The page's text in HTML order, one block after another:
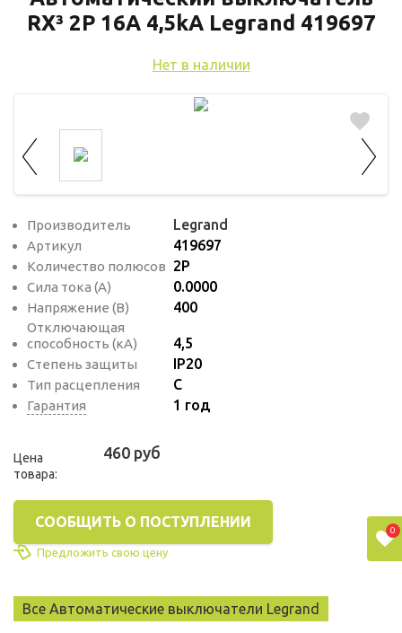
RX³ 2P 16A 4,5kA Legrand 419697
Нет в наличии
Производитель Legrand
Артикул 419697
Количество полюсов 2P
Сила тока (А) 0.0000
Напряжение (В) 400
Отключающая
способность (кА)
4,5
Степень защиты IP20
Тип расцепления C
Гарантия 1 год
Цена
товара:
460 руб
СООБЩИТЬ О ПОСТУПЛЕНИИ
Предложить свою цену
Все Автоматические выключатели Legrand
0
пользователей на сайте. Эти файлы cookie
чтобы увеличить его производительность
и сделать функционал сайта максимально
Рекламные файлы cookie используются
для целей маркетинга и улучшения
помогают обеспечить максимально
высокую точность и ценность содержания
маркетинговых и рекламных материалов
для пользователей сайта.